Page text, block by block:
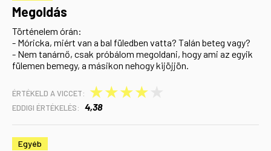
Megoldás
Történelem órán:
- Móricka, miért van a bal füledben vatta? Talán beteg vagy?
- Nem tanárnő, csak próbálom megoldani, hogy ami az egyik
fülemen bemegy, a másikon nehogy kijöjjön.
ÉRTÉKELD A VICCET: ★
★
★
★
EDDIGI ÉRTÉKELÉS: 4,38
Egyéb